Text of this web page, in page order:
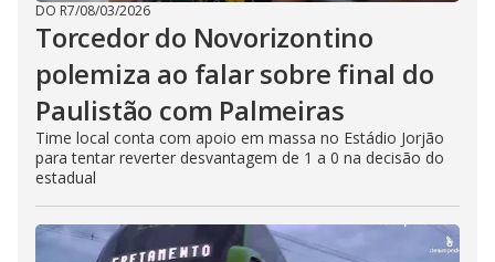
DO R7/08/03/2026
Torcedor do Novorizontino
polemiza ao falar sobre final do
Paulistão com Palmeiras
Time local conta com apoio em massa no Estádio Jorjão
para tentar reverter desvantagem de 1 a 0 na decisão do
estadual